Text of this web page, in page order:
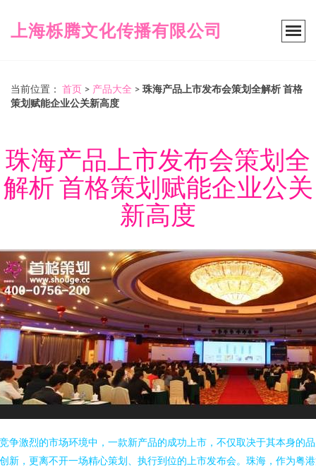
上海栎腾文化传播有限公司
当前位置： 首页 > 产品大全 > 珠海产品上市发布会策划全解析 首格
策划赋能企业公关新高度
珠海产品上市发布会策划全
解析 首格策划赋能企业公关
新高度
争激烈的市场环境中，一款新产品的成功上市，不仅取决于其本身的
新，更离不开一场精心策划、执行到位的上市发布会。珠海，作为粤